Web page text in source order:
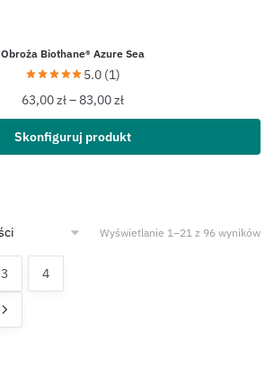
Obroża Biothane® Azure Sea
5.0 (1)
63,00zł–83,00zł
Skonfiguruj produkt
Wyświetlanie 1–21 z 96 wyników
3 4